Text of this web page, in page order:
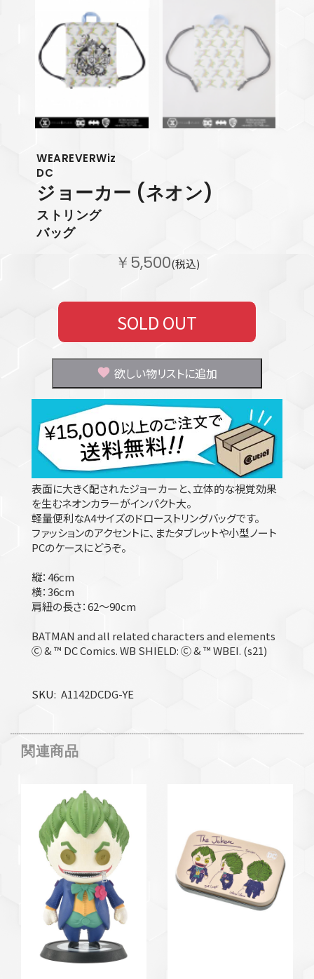
WEAREVERWiz
DC
ジョーカー (ネオン)
ストリング
バッグ
￥5,500(税込)
SOLD OUT
欲しい物リストに追加
表面に大きく配されたジョーカーと、立体的な視覚効果
を生むネオンカラーがインパクト大。
軽量便利なA4サイズのドローストリングバッグです。
ファッションのアクセントに、またタブレットや小型ノート
PCのケースにどうぞ。
縦：46cm
横：36cm
肩紐の長さ：62～90cm
BATMAN and all related characters and elements
Ⓒ & ™ DC Comics. WB SHIELD: Ⓒ & ™ WBEI. (s21)
SKU A1142DCDG-YE
関連商品